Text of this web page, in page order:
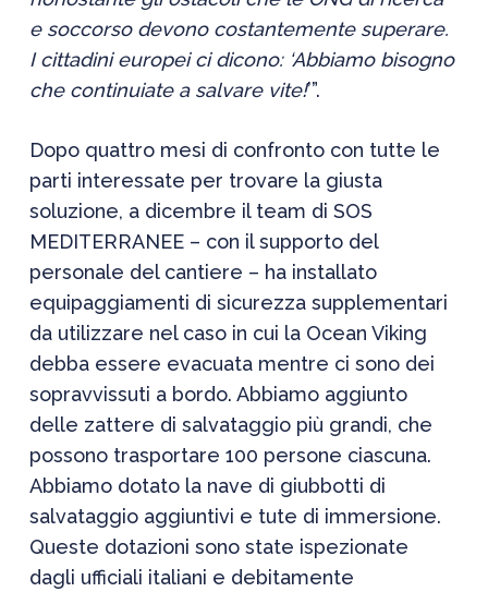
e soccorso devono costantemente superare.
I cittadini europei ci dicono: ‘Abbiamo bisogno
che continuiate a salvare vite!’”.
Dopo quattro mesi di confronto con tutte le
parti interessate per trovare la giusta
soluzione, a dicembre il team di SOS
MEDITERRANEE – con il supporto del
personale del cantiere – ha installato
equipaggiamenti di sicurezza supplementari
da utilizzare nel caso in cui la Ocean Viking
debba essere evacuata mentre ci sono dei
sopravvissuti a bordo. Abbiamo aggiunto
delle zattere di salvataggio più grandi, che
possono trasportare 100 persone ciascuna.
Abbiamo dotato la nave di giubbotti di
salvataggio aggiuntivi e tute di immersione.
Queste dotazioni sono state ispezionate
dagli ufficiali italiani e debitamente